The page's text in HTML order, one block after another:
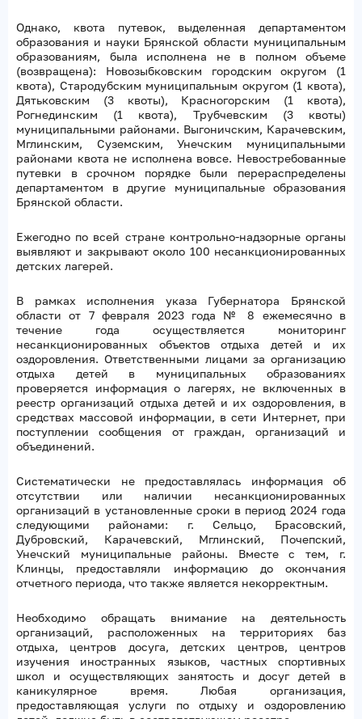
Однако, квота путевок, выделенная департаментом
образования и науки Брянской области муниципальным
образованиям, была исполнена не в полном объеме
(возвращена): Новозыбковским городским округом (1
квота), Стародубским муниципальным округом (1 квота),
Дятьковским (3 квоты), Красногорским (1 квота),
Рогнединским (1 квота), Трубчевским (3 квоты)
муниципальными районами. Выгоничским, Карачевским,
Мглинским, Суземским, Унечским муниципальными
районами квота не исполнена вовсе. Невостребованные
путевки в срочном порядке были перераспределены
департаментом в другие муниципальные образования
Брянской области.
Ежегодно по всей стране контрольно-надзорные органы
выявляют и закрывают около 100 несанкционированных
детских лагерей.
В рамках исполнения указа Губернатора Брянской
области от 7 февраля 2023 года № 8 ежемесячно в
течение года осуществляется мониторинг
несанкционированных объектов отдыха детей и их
оздоровления. Ответственными лицами за организацию
отдыха детей в муниципальных образованиях
проверяется информация о лагерях, не включенных в
реестр организаций отдыха детей и их оздоровления, в
средствах массовой информации, в сети Интернет, при
поступлении сообщения от граждан, организаций и
объединений.
Систематически не предоставлялась информация об
отсутствии или наличии несанкционированных
организаций в установленные сроки в период 2024 года
следующими районами: г. Сельцо, Брасовский,
Дубровский, Карачевский, Мглинский, Почепский,
Унечский муниципальные районы. Вместе с тем, г.
Клинцы, предоставляли информацию до окончания
отчетного периода, что также является некорректным.
Необходимо обращать внимание на деятельность
организаций, расположенных на территориях баз
отдыха, центров досуга, детских центров, центров
изучения иностранных языков, частных спортивных
школ и осуществляющих занятость и досуг детей в
каникулярное время. Любая организация,
предоставляющая услуги по отдыху и оздоровлению